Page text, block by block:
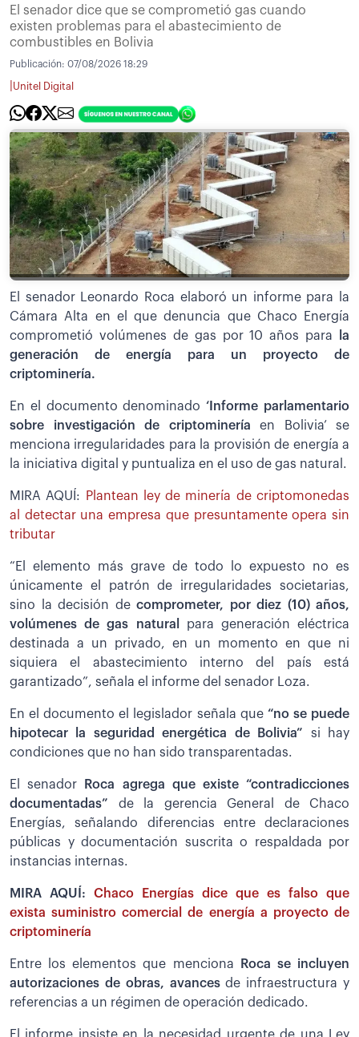
El senador dice que se comprometió gas cuando
existen problemas para el abastecimiento de
combustibles en Bolivia
Publicación: 07/08/2026 18:29
Unitel Digital
El senador Leonardo Roca elaboró un informe para la
Cámara Alta en el que denuncia que Chaco Energía
comprometió volúmenes de gas por 10 años para
la
generación de energía para un proyecto de
criptominería.
En el documento denominado ‘Informe parlamentario
sobre investigación de criptominería en Bolivia’ se
menciona irregularidades para la provisión de energía a
la iniciativa digital y puntualiza en el uso de gas natural.
MIRA AQUÍ:
Plantean ley de minería de criptomonedas
al detectar una empresa que presuntamente opera sin
tributar
“El elemento más grave de todo lo expuesto no es
únicamente el patrón de irregularidades societarias,
sino la decisión de comprometer, por diez (10) años,
volúmenes de gas natural para generación eléctrica
destinada a un privado, en un momento en que ni
siquiera el abastecimiento interno del país está
garantizado”, señala el informe del senador Loza.
En el documento el legislador señala que “no se puede
hipotecar la seguridad energética de Bolivia” si hay
condiciones que no han sido transparentadas.
El senador
Roca agrega que existe “contradicciones
documentadas” de la gerencia General de Chaco
Energías, señalando diferencias entre declaraciones
públicas y documentación suscrita o respaldada por
instancias internas.
MIRA AQUÍ: Chaco Energías dice que es falso que
exista suministro comercial de energía a proyecto de
criptominería
Entre los elementos que menciona
Roca se incluyen
autorizaciones de obras, avancesde infraestructura y
referencias a un régimen de operación dedicado.